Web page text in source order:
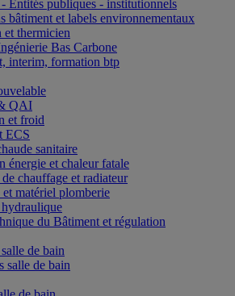
Entités publiques - institutionnels
bâtiment et labels environnementaux
et thermicien
Bas Carbone
interim, formation btp
QAI
et froid
ECS
sanitaire
énergie et chaleur fatale
chauffage et radiateur
matériel plomberie
du Bâtiment et régulation
de bain
salle de bain